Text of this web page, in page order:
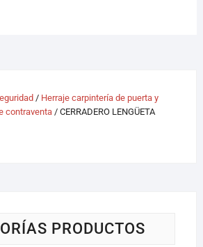
/ Herraje carpintería de puerta y
contraventa/ CERRADERO LENGÜETA
PRODUCTOS